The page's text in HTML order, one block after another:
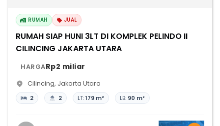
RUMAH JUAL
RUMAH SIAP HUNI 3LT DI KOMPLEK PELINDO II
CILINCING JAKARTA UTARA
HARGARp2 miliar
Cilincing, Jakarta Utara
2 2 LT:179 m² LB: 90 m²